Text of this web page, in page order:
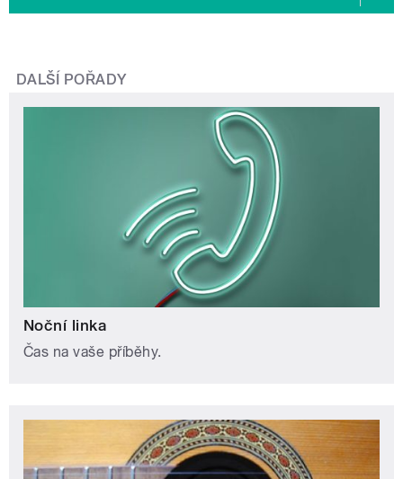
DALŠÍ POŘADY
Noční linka
Čas na vaše příběhy.